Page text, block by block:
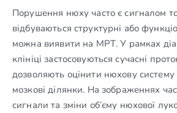
Порушення нюху часто є сигналом
відбуваються структурні або
можна виявити на МРТ. У рамках
клініці застосовуються сучасні
дозволяють оцінити нюхову систему
мозкові ділянки. На зображеннях
сигнали та зміни об’єму нюхової